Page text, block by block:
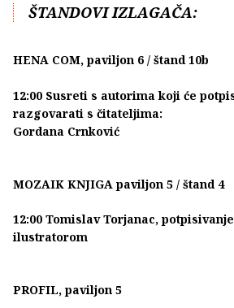
ŠTANDOVI IZLAGAČA:
HENA COM, paviljon 6 / štand 10b
12:00 Susreti s autorima koji će
razgovarati s čitateljima:
Gordana Crnković
MOZAIK KNJIGA paviljon 5 / štand 4
12:00 Tomislav Torjanac,
ilustratorom
PROFIL, paviljon 5